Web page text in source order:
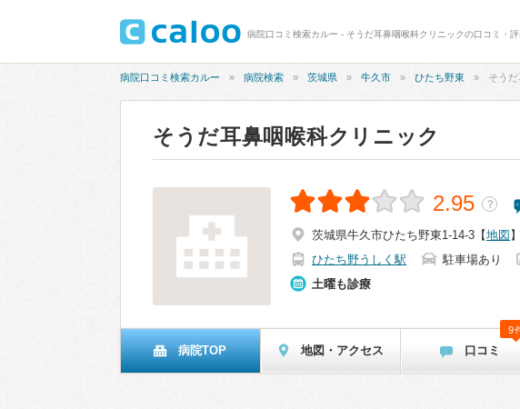
病院口コミ検索カルー - そうだ耳鼻咽喉科クリニックの口コミ・
病院口コミ検索カルー 病院検索 茨城県 牛久市 ひたち野東 そう
そうだ耳鼻咽喉科クリニック
2.95 ？
茨城県牛久市ひたち野東1-14-3 【地図 】
ひたち野うしく駅
駐車場あり
土曜も診療
病院TOP 地図・アクセス 口コミ
9